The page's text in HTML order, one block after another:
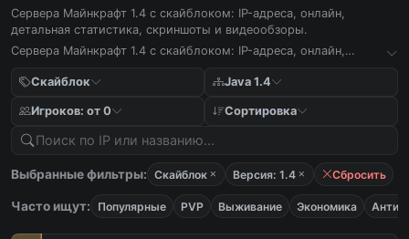
Сервера Майнкрафт 1.4 с скайблоком: IP-адреса, онлайн,
детальная статистика, скриншоты и видеообзоры.
Сервера Майнкрафт 1.4 с скайблоком: IP-адреса, онлайн,
Скайблок
Java 1.4
Игроков: от 0 Сортировка
Выбранные фильтры: Скайблок Версия: 1.4 Сбросить
Часто ищут: Популярные PVP Выживание Экономика